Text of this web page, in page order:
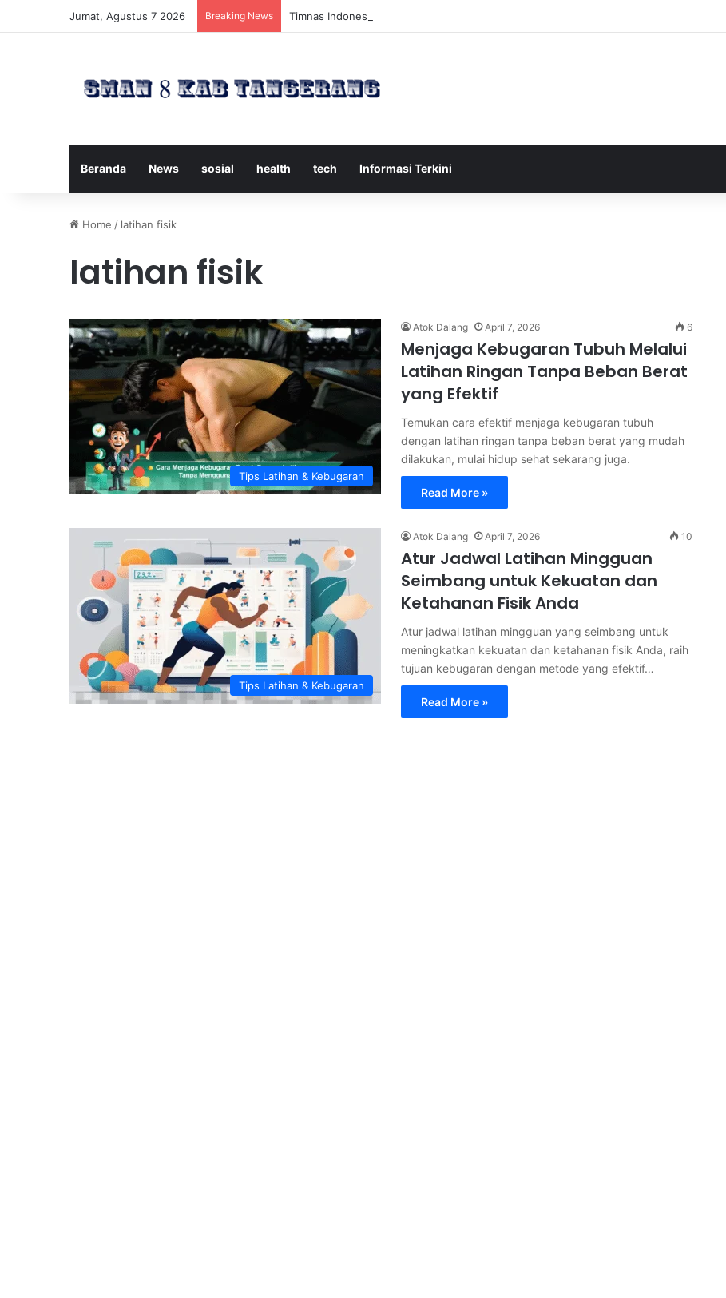
Jumat, Agustus 7 2026 Breaking News Timnas Indonesia U-17 Tereliminasi, Berikut 4 Tim Lolos ke Semifinal Piala AFF U-17 2026
Beranda News sosial health tech Informasi Terkini
Home / latihan fisik
latihan fisik
Tips Latihan & Kebugaran
Atok Dalang April 7, 2026 6
Menjaga Kebugaran Tubuh Melalui
Latihan Ringan Tanpa Beban Berat
yang Efektif
Temukan cara efektif menjaga kebugaran tubuh
dengan latihan ringan tanpa beban berat yang mudah
dilakukan, mulai hidup sehat sekarang juga.
Read More »
Tips Latihan & Kebugaran
Atok Dalang April 7, 2026 10
Atur Jadwal Latihan Mingguan
Seimbang untuk Kekuatan dan
Ketahanan Fisik Anda
Atur jadwal latihan mingguan yang seimbang untuk
meningkatkan kekuatan dan ketahanan fisik Anda, raih
tujuan kebugaran dengan metode yang efektif…
Read More »